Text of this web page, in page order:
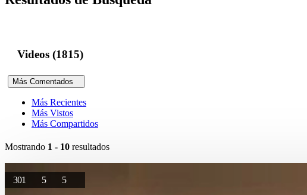
Videos (1815)
Más Comentados
Más Recientes
Más Vistos
Más Compartidos
Mostrando 1 - 10 resultados
301 5 5